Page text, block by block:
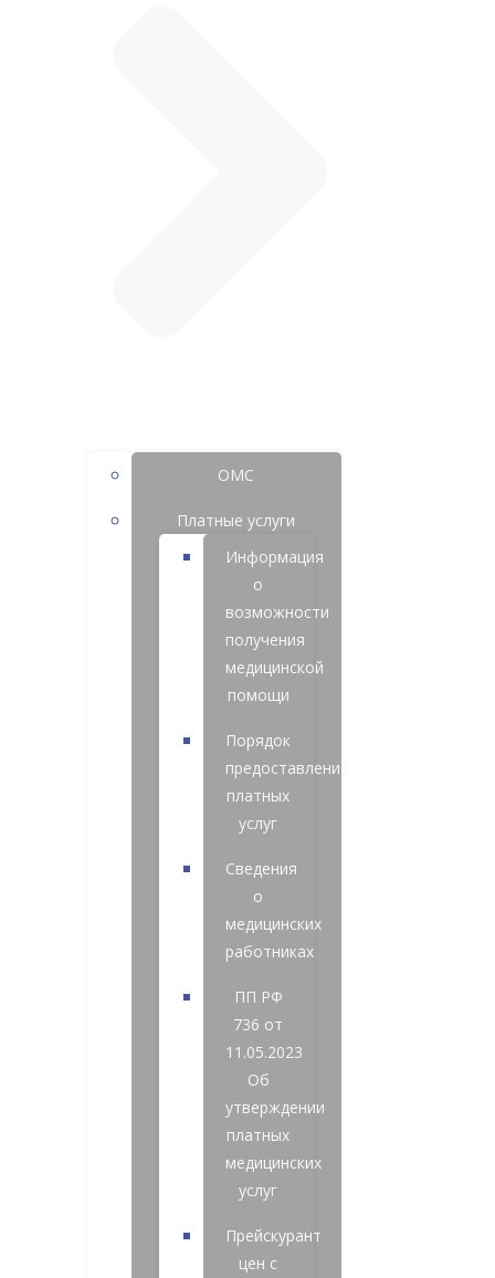
ОМС
Платные услуги
Информация
о
возможности
получения
медицинской
помощи
Порядок
предоставления
платных
услуг
Сведения
о
медицинских
работниках
ПП РФ
736 от
11.05.2023
Об
утверждении
платных
медицинских
услуг
Прейскурант
цен с